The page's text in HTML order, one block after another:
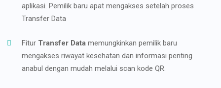
aplikasi. Pemilik baru apat mengakses setelah proses
Transfer Data
Fitur Transfer Data memungkinkan pemilik baru
mengakses riwayat kesehatan dan informasi penting
anabul dengan mudah melalui scan kode QR.